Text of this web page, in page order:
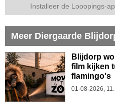
Installeer de Looopings-
Meer Diergaarde
Blijdorp
film kijken
flamingo's
01-08-2026,